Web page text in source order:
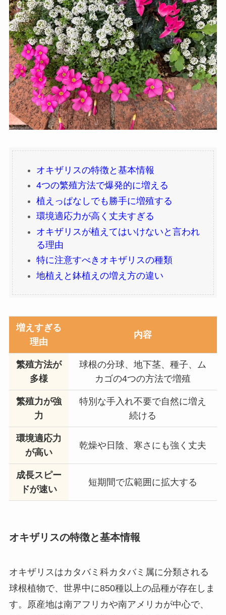
オキザリスの特徴と基本情報
4つの繁殖方法で爆発的に増える
植えっぱなしでも勝手に増殖する
環境適応力が高く丈夫すぎる
オキザリスが植えてはいけないと言われ
る理由
特に注意すべきオキザリスの種類
地植えと鉢植えの増え方の違い
増えすぎる
理由
内容
繁殖方法が
多様
球根の分球、地下茎、種子、ム
カゴの4つの方法で増殖
繁殖力が強
力
特別な手入れ不要で自然に増え
続ける
環境適応力
が高い
乾燥や日陰、寒さにも強く丈夫
成長スピー
ドが速い
短期間で広範囲に拡大する
オキザリスの特徴と基本情報
オキザリスはカタバミ科カタバミ属に分類される
球根植物で、世界中に850種以上の品種が存在しま
す。原産地は南アフリカや南アメリカが中心で、